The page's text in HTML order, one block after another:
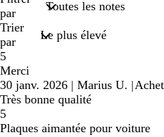
saisies
par
Trier
par
5
Merci
30 janv. 2026 | Marius U. |
Très bonne qualité
5
Plaques aimantée pour voiture